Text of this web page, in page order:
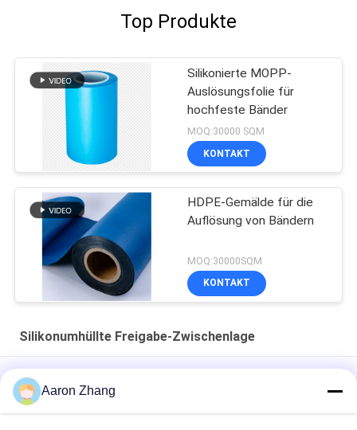
Top Produkte
Silikonierte MOPP-
Auslösungsfolie für
hochfeste Bänder
MOQ:30000 SQM
KONTAKT
HDPE-Gemälde für die
Auflösung von Bändern
MOQ:30000SQM
KONTAKT
Silikonumhüllte Freigabe-Zwischenlage
40 Mikrometer prägte silikonumhüllte Freigabe-Zwischenlage
pp. Aaron Zhang